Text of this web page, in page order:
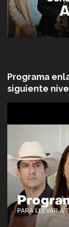
Programa
siguiente